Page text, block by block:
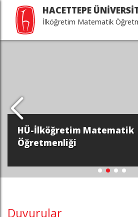
HACETTEPE
İlköğretim Matematik
HÜ-İlköğretim Matematik
Öğretmenliği
Duyurular